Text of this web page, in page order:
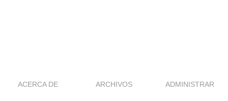
ACERCA DE ARCHIVOS ADMINISTRAR